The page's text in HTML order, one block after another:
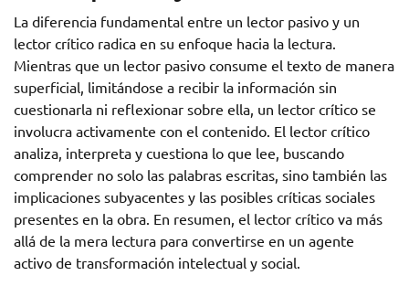
La diferencia fundamental entre un lector pasivo y un
lector crítico radica en su enfoque hacia la lectura.
Mientras que un lector pasivo consume el texto de manera
superficial, limitándose a recibir la información sin
cuestionarla ni reflexionar sobre ella, un lector crítico se
involucra activamente con el contenido. El lector crítico
analiza, interpreta y cuestiona lo que lee, buscando
comprender no solo las palabras escritas, sino también las
implicaciones subyacentes y las posibles críticas sociales
presentes en la obra. En resumen, el lector crítico va más
allá de la mera lectura para convertirse en un agente
activo de transformación intelectual y social.